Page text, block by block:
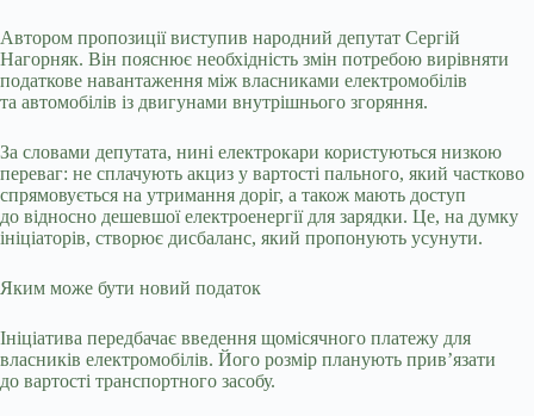
Автором пропозиції виступив народний депутат Сергій
Нагорняк. Він пояснює необхідність змін потребою вирівняти
податкове навантаження між власниками електромобілів
та автомобілів із двигунами внутрішнього згоряння.
За словами депутата, нині електрокари користуються низкою
переваг: не сплачують акциз у вартості пального, який частково
спрямовується на утримання доріг, а також мають доступ
до відносно дешевшої електроенергії для зарядки. Це, на думку
ініціаторів, створює дисбаланс, який пропонують усунути.
Яким може бути новий податок
Ініціатива передбачає введення щомісячного платежу для
власників електромобілів. Його розмір планують прив’язати
до вартості транспортного засобу.